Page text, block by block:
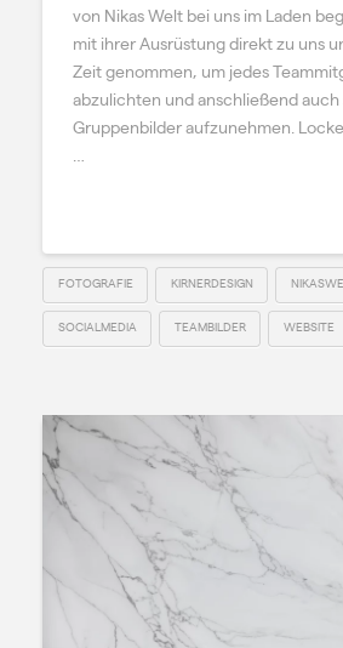
von Nikas Welt bei uns im Laden
mit ihrer Ausrüstung direkt zu uns
Zeit genommen, um jedes
abzulichten und anschließend
Gruppenbilder aufzunehmen.
…
FOTOGRAFIE KIRNERDESIGN
SOCIALMEDIA TEAMBILDER WEBSITE